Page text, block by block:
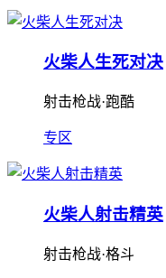
火柴人生死对决
射击枪战·跑酷
专区
火柴人射击精英
射击枪战·格斗